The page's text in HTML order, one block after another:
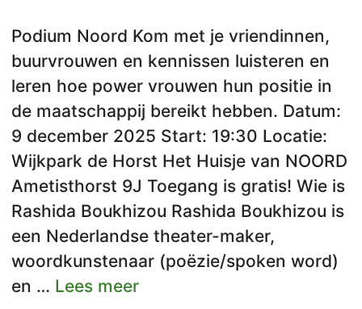
Podium Noord Kom met je vriendinnen,
buurvrouwen en kennissen luisteren en
leren hoe power vrouwen hun positie in
de maatschappij bereikt hebben. Datum:
9 december 2025 Start: 19:30 Locatie:
Wijkpark de Horst Het Huisje van NOORD
Ametisthorst 9J Toegang is gratis! Wie is
Rashida Boukhizou Rashida Boukhizou is
een Nederlandse theater-maker,
woordkunstenaar (poëzie/spoken word)
en … Lees meer